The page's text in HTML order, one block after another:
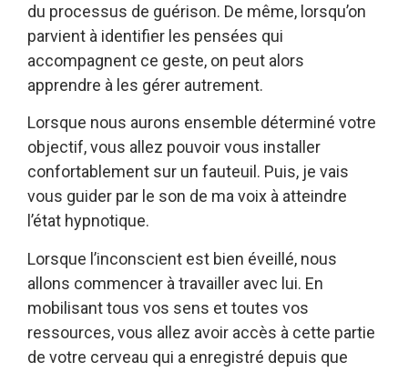
du processus de guérison. De même, lorsqu’on
parvient à identifier les pensées qui
accompagnent ce geste, on peut alors
apprendre à les gérer autrement.
Lorsque nous aurons ensemble déterminé votre
objectif, vous allez pouvoir vous installer
confortablement sur un fauteuil. Puis, je vais
vous guider par le son de ma voix à atteindre
l’état hypnotique.
Lorsque l’inconscient est bien éveillé, nous
allons commencer à travailler avec lui. En
mobilisant tous vos sens et toutes vos
ressources, vous allez avoir accès à cette partie
de votre cerveau qui a enregistré depuis que